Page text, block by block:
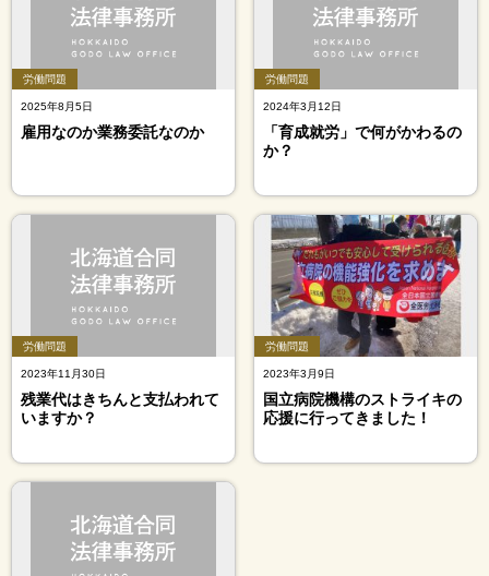
労働問題
2025年8月5日
雇用なのか業務委託なのか
労働問題
2024年3月12日
「育成就労」で何がかわるの
か？
労働問題
2023年11月30日
残業代はきちんと支払われて
いますか？
労働問題
2023年3月9日
国立病院機構のストライキの
応援に行ってきました！